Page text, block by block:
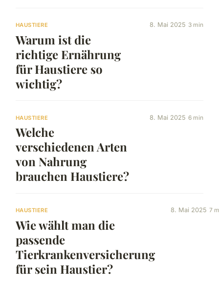
HAUSTIERE
Warum ist die
richtige Ernährung
für Haustiere so
wichtig?
8. Mai 2025 3 min
HAUSTIERE
Welche
verschiedenen Arten
von Nahrung
brauchen Haustiere?
8. Mai 2025 6 min
HAUSTIERE
Wie wählt man die
passende
Tierkrankenversicherung
für sein Haustier?
8. Mai 2025 7